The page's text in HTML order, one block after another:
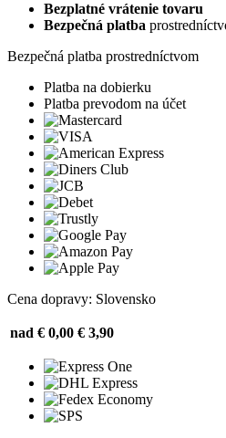
Bezplatné vrátenie tovaru
Bezpečná platba
Bezpečná platba prostredníctvom
Platba na dobierku
Platba prevodom na účet
Cena dopravy: Slovensko
nad € 0,00 € 3,90